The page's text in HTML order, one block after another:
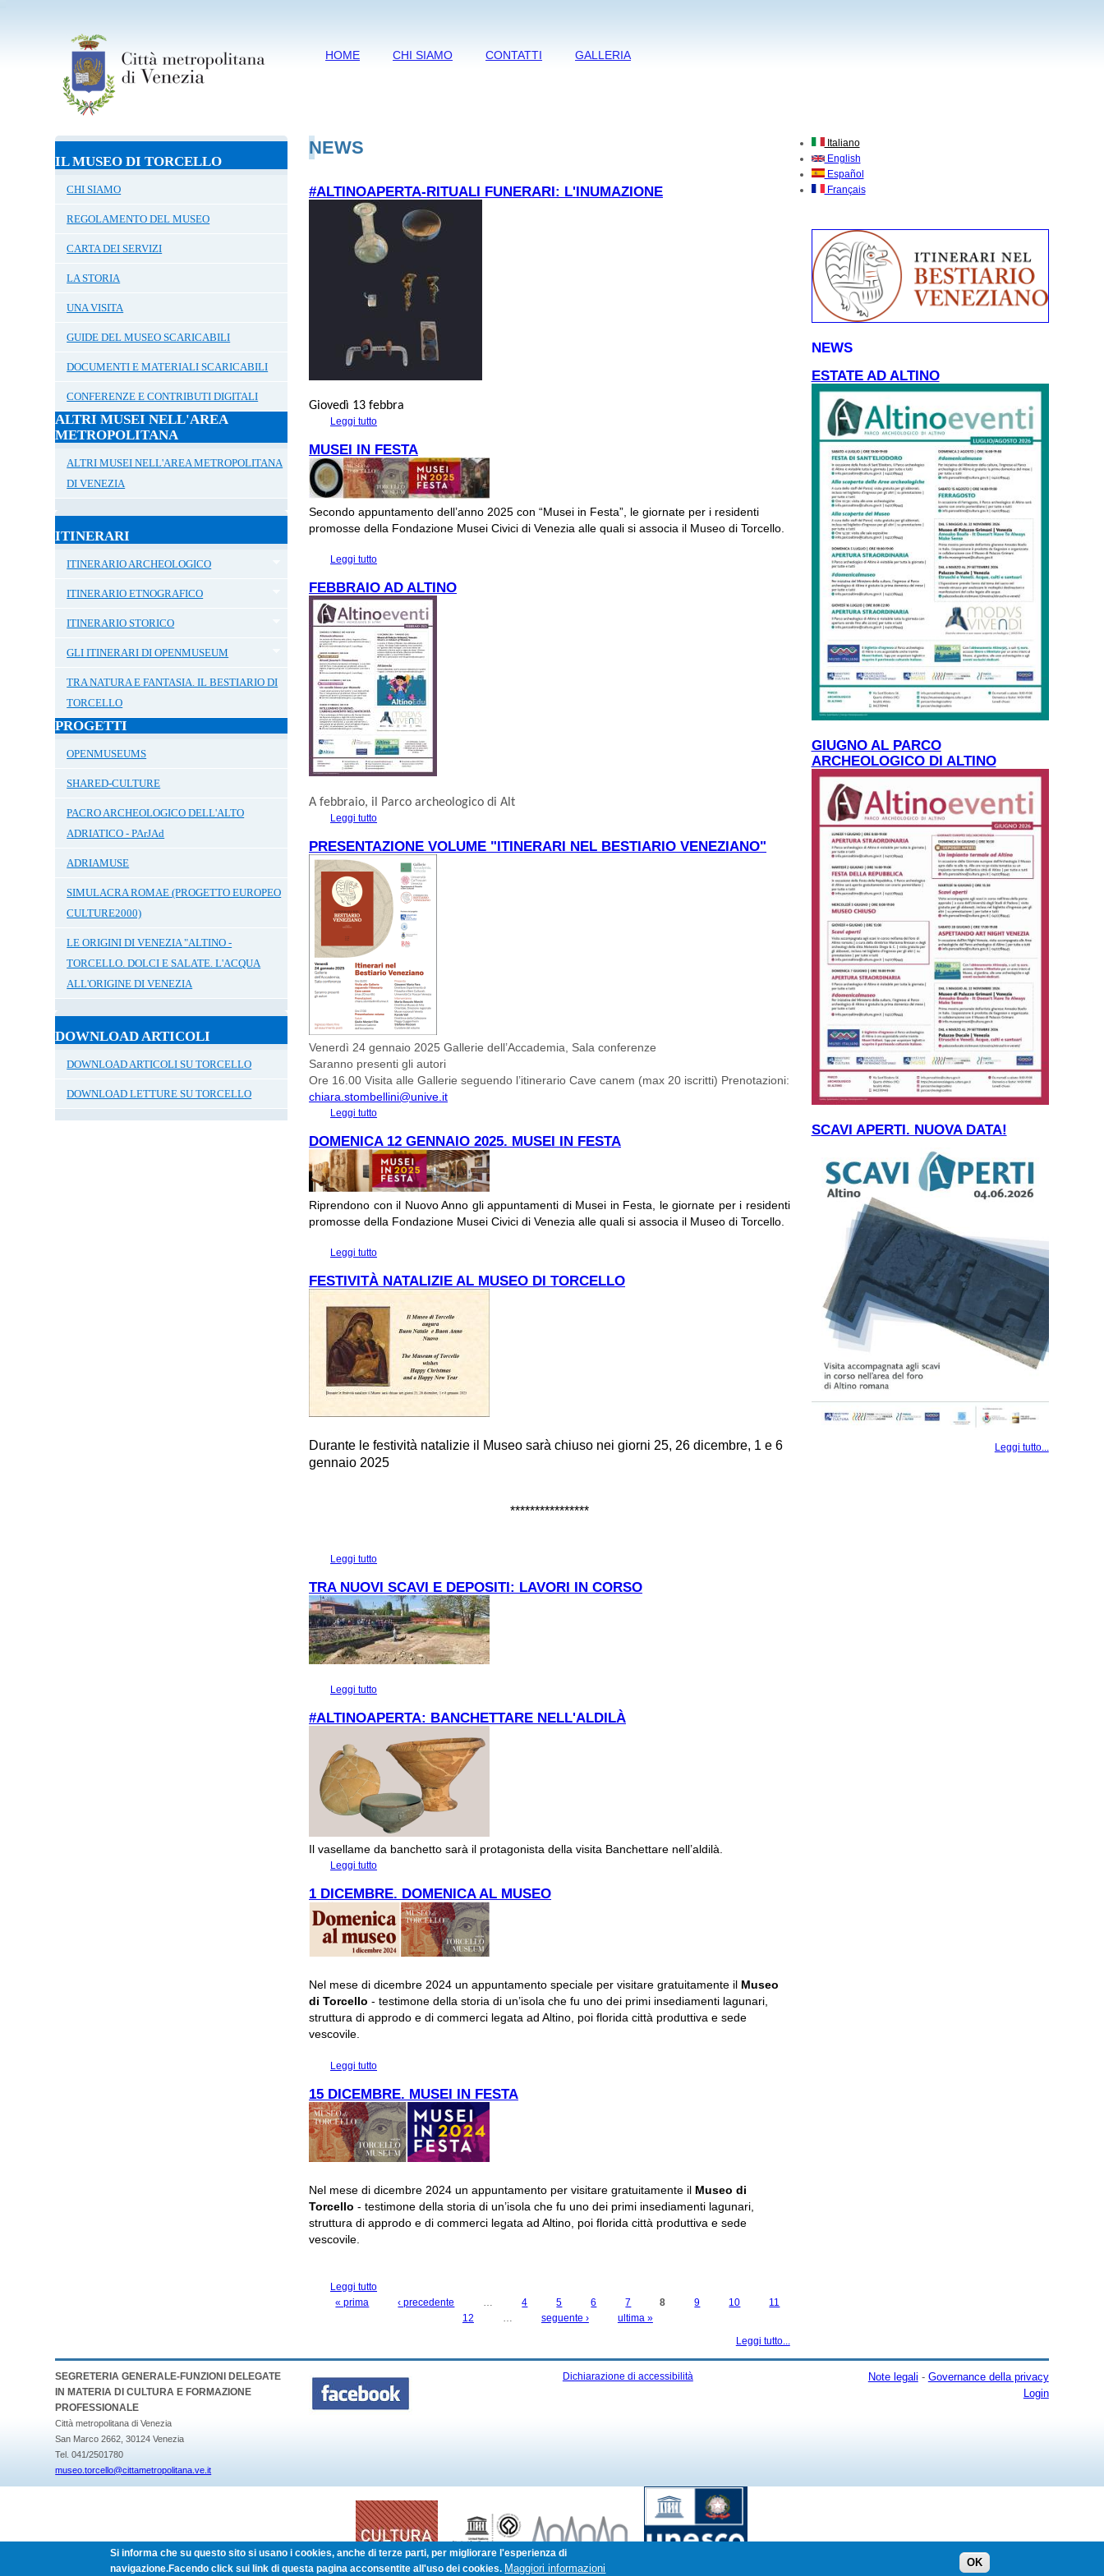
HOME CHI SIAMO CONTATTI GALLERIA
IL MUSEO DI TORCELLO
CHI SIAMO
REGOLAMENTO DEL MUSEO
CARTA DEI SERVIZI
LA STORIA
UNA VISITA
GUIDE DEL MUSEO SCARICABILI
DOCUMENTI E MATERIALI SCARICABILI
CONFERENZE E CONTRIBUTI DIGITALI
ALTRI MUSEI NELL'AREA
METROPOLITANA
ALTRI MUSEI NELL'AREA METROPOLITANA
DI VENEZIA
ITINERARI
ITINERARIO ARCHEOLOGICO
ITINERARIO ETNOGRAFICO
ITINERARIO STORICO
GLI ITINERARI DI OPENMUSEUM
TRA NATURA E FANTASIA. IL BESTIARIO DI
TORCELLO
PROGETTI
OPENMUSEUMS
SHARED-CULTURE
PACRO ARCHEOLOGICO DELL'ALTO
ADRIATICO - PArJAd
ADRIAMUSE
SIMULACRA ROMAE (PROGETTO EUROPEO
CULTURE2000)
LE ORIGINI DI VENEZIA "ALTINO -
TORCELLO. DOLCI E SALATE. L'ACQUA
ALL'ORIGINE DI VENEZIA
DOWNLOAD ARTICOLI
DOWNLOAD ARTICOLI SU TORCELLO
DOWNLOAD LETTURE SU TORCELLO
NEWS
#ALTINOAPERTA-RITUALI FUNERARI: L'INUMAZIONE
Giovedì 13 febbra
Leggi tutto
MUSEI IN FESTA
Secondo appuntamento dell’anno 2025 con “Musei in Festa”, le giornate per i residenti
promosse della Fondazione Musei Civici di Venezia alle quali si associa il Museo di Torcello.
Leggi tutto
FEBBRAIO AD ALTINO
Afebbraio, il Parco archeologico di Alt
Leggi tutto
PRESENTAZIONE VOLUME "ITINERARI NEL BESTIARIO VENEZIANO"
Venerdì 24 gennaio 2025 Gallerie dell’Accademia, Sala conferenze
Saranno presenti gli autori
Ore 16.00 Visita alle Gallerie seguendo l’itinerario Cave canem (max 20 iscritti) Prenotazioni:
chiara.stombellini@unive.it
Leggi tutto
DOMENICA 12 GENNAIO 2025. MUSEI IN FESTA
Riprendono con il Nuovo Anno gli appuntamenti di Musei in Festa, le giornate per i residenti
promosse della Fondazione Musei Civici di Venezia alle quali si associa il Museo di Torcello.
Leggi tutto
FESTIVITÀ NATALIZIE AL MUSEO DI TORCELLO
Durante le festività natalizie il Museo sarà chiuso nei giorni 25, 26 dicembre, 1 e 6
gennaio 2025
****************
Leggi tutto
TRA NUOVI SCAVI E DEPOSITI: LAVORI IN CORSO
Leggi tutto
#ALTINOAPERTA: BANCHETTARE NELL'ALDILÀ
Il vasellame da banchetto sarà il protagonista della visita Banchettare nell’aldilà
Leggi tutto
1 DICEMBRE. DOMENICA AL MUSEO
Nel mese di dicembre 2024 un appuntamento speciale per visitare gratuitamente il Museo
di Torcello - testimone della storia di un’isola che fu uno dei primi insediamenti lagunari,
struttura di approdo e di commerci legata ad Altino, poi florida città produttiva e sede
vescovile.
Leggi tutto
15 DICEMBRE. MUSEI IN FESTA
Nel mese di dicembre 2024 un appuntamento per visitare gratuitamente il Museo di
Torcello - testimone della storia di un’isola che fu uno dei primi insediamenti lagunari,
struttura di approdo e di commerci legata ad Altino, poi florida città produttiva e sede
vescovile.
Leggi tutto
« prima ‹ precedente … 4 5 6 7 8 9 10
11
12
… seguente ›
ultima »
Leggi tutto...
Italiano
English
Español
Français
NEWS
ESTATE AD ALTINO
GIUGNO AL PARCO
ARCHEOLOGICO DI ALTINO
SCAVI APERTI. NUOVA DATA!
Leggi tutto...
SEGRETERIA GENERALE-FUNZIONI DELEGATE
IN MATERIA DI CULTURA E FORMAZIONE
PROFESSIONALE
Città metropolitana di Venezia
San Marco 2662, 30124 Venezia
Tel. 041/2501780
museo.torcello@cittametropolitana.ve.it
Dichiarazione di accessibilità Note legali - Governance della privacy
Login
Si informa che su questo sito si usano i cookies, anche di terze parti, per migliorare l'esperienza di
navigazione.Facendo click sui link di questa pagina acconsentite all'uso dei cookies. Maggiori informazioni OK